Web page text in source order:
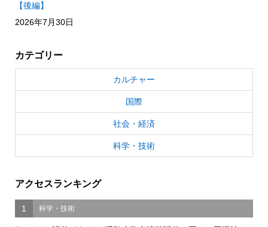
【後編】
2026年7月30日
カテゴリー
カルチャー
国際
社会・経済
科学・技術
アクセスランキング
1 科学・技術